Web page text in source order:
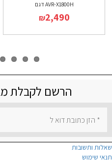
דגם AVR-X1800H
₪2,490
הרשם לקבלת
שאלות ותשובות
תנאי שימוש